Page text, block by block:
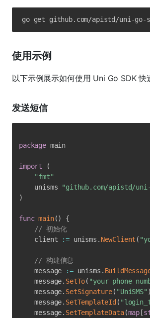
go get github.com/apistd/uni-go-
使用示例
以下示例展示如何使用 Uni Go SDK 快
发送短信
package
import
(
"fmt"
    unisms
"github.com/apistd/uni-
)
func main()
{
// 初始化
    client
:= unisms . NewClient (
// 构建信息
    message
:= unisms .
    message
. SetTo( "your phone
    message
. SetSignature( "UniSMS" )
    message
. SetTemplateId (
    message
. SetTemplateData(map [